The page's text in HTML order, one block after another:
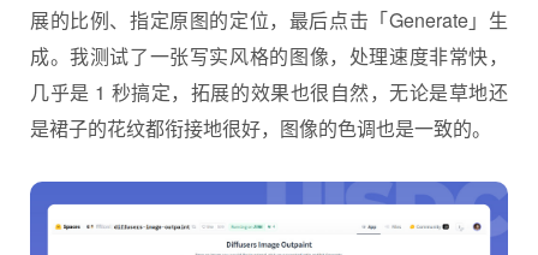
展的比例、指定原图的定位，最后点击「Generate」生
成。我测试了一张写实风格的图像，处理速度非常快，
几乎是 1 秒搞定，拓展的效果也很自然，无论是草地还
是裙子的花纹都衔接地很好，图像的色调也是一致的。